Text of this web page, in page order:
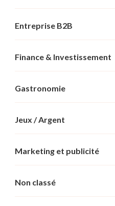
Entreprise B2B
Finance & Investissement
Gastronomie
Jeux / Argent
Marketing et publicité
Non classé